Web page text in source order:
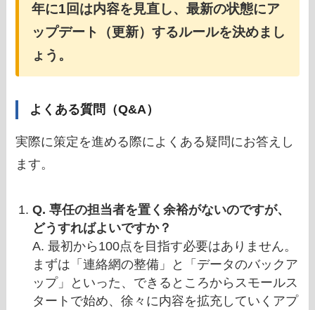
年に1回は内容を見直し、最新の状態にア
ップデート（更新）するルールを決めまし
ょう。
よくある質問（Q&A）
実際に策定を進める際によくある疑問にお答えし
ます。
Q. 専任の担当者を置く余裕がないのですが、
どうすればよいですか？
A. 最初から100点を目指す必要はありません。
まずは「連絡網の整備」と「データのバックア
ップ」といった、できるところからスモールス
タートで始め、徐々に内容を拡充していくアプ